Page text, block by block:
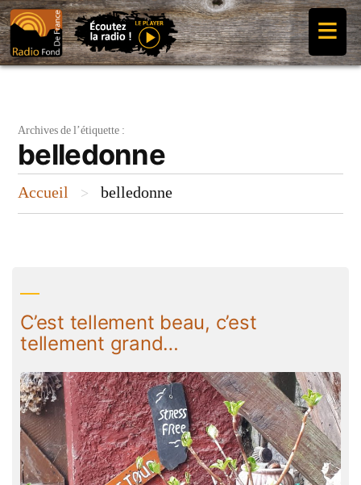
Aller
au
contenu
≡
Archives de l’étiquette :
belledonne
Accueil > belledonne
C’est tellement beau, c’est
tellement grand…